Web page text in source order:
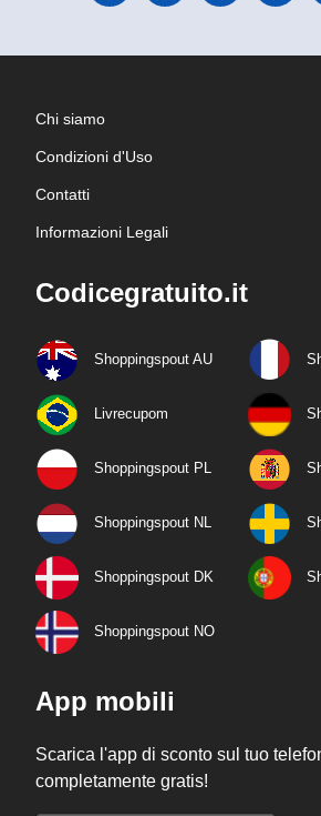
Chi siamo
Condizioni d'Uso
Contatti
Informazioni Legali
Codicegratuito.it
Shoppingspout AU
Livrecupom
Shoppingspout PL
Shoppingspout NL
Shoppingspout DK
Shoppingspout NO
App mobili
Scarica l'app di sconto sul tuo
completamente gratis!